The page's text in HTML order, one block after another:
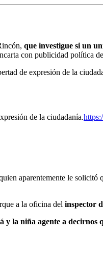
que investigue si un
con publicidad política
de expresión de la
de la ciudadanía.
aparentemente le
a la oficina del inspector
y la niña agente a decirnos